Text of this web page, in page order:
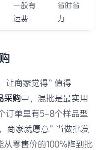
一般有
运费
省时省
力
让商家觉得”值得
采购中，混批是最实用
订单里有5-8个样品型
商家就愿意”当做批发
零售价的100%降到批